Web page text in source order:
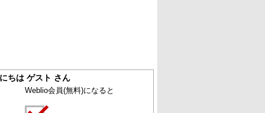
ちは ゲスト さん
Weblio会員(無料)になると